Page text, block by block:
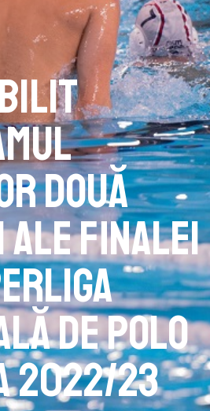
două
ale finalei
de polo
2022/23